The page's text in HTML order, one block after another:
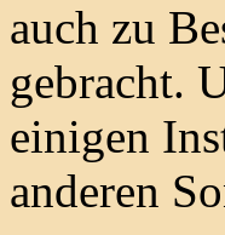
auch zu
gebracht.
einigen
anderen